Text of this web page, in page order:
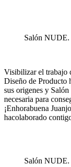
Salón NUDE.
Visibilizar el trabajo
Diseño de Producto
sus origenes y
necesaria para
¡Enhorabuena
hacolaborado
Salón NUDE.